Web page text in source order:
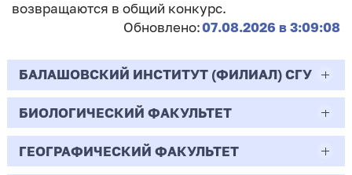
возвращаются в общий конкурс.
Обновлено:07.08.2026 в 3:09:08
БАЛАШОВСКИЙ ИНСТИТУТ (ФИЛИАЛ) СГУ
44.03.02
Психолого-педагогическое образование
БИОЛОГИЧЕСКИЙ ФАКУЛЬТЕТ
06.03.01
ГЕОГРАФИЧЕСКИЙ ФАКУЛЬТЕТ